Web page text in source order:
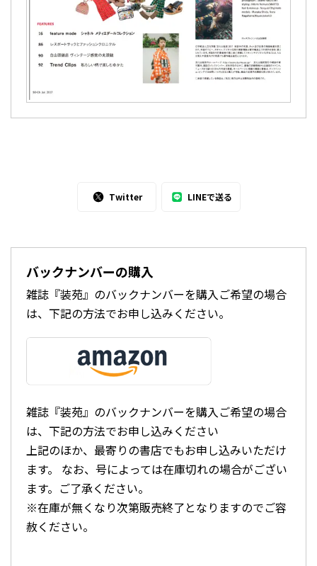
Twitter LINEで送る
バックナンバーの購入
雑誌『装苑』のバックナンバーを購入ご希望の場合
は、下記の方法でお申し込みください。
雑誌『装苑』のバックナンバーを購入ご希望の場合
は、下記の方法でお申し込みください
上記のほか、最寄りの書店でもお申し込みいただけ
ます。 なお、号によっては在庫切れの場合がござい
ます。ご了承ください。
※在庫が無くなり次第販売終了となりますのでご容
赦ください。